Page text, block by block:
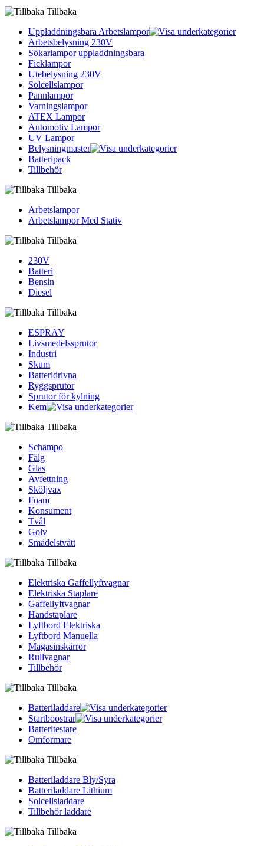
Tillbaka
Uppladdningsbara Arbetslampor
Arbetsbelysning 230V
Sökarlampor uppladdningsbara
Ficklampor
Utebelysning 230V
Solcellslampor
Pannlampor
Varningslampor
ATEX Lampor
Automotiv Lampor
UV Lampor
Belysningmaster
Batteripack
Tillbehör
Tillbaka
Arbetslampor
Arbetslampor Med Stativ
Tillbaka
230V
Batteri
Bensin
Diesel
Tillbaka
ESPRAY
Livsmedelssprutor
Industri
Skum
Batteridrivna
Ryggsprutor
Sprutor för kylning
Kem
Tillbaka
Schampo
Fälg
Glas
Avfettning
Sköljvax
Foam
Konsument
Tvål
Golv
Smådelstvätt
Tillbaka
Elektriska Gaffellyftvagnar
Elektriska Staplare
Gaffellyftvagnar
Handstaplare
Lyftbord Elektriska
Lyftbord Manuella
Magasinskärror
Rullvagnar
Tillbehör
Tillbaka
Batteriladdare
Startboostrar
Batteritestare
Omformare
Tillbaka
Batteriladdare Bly/Syra
Batteriladdare Lithium
Solcellsladdare
Tillbehör laddare
Tillbaka